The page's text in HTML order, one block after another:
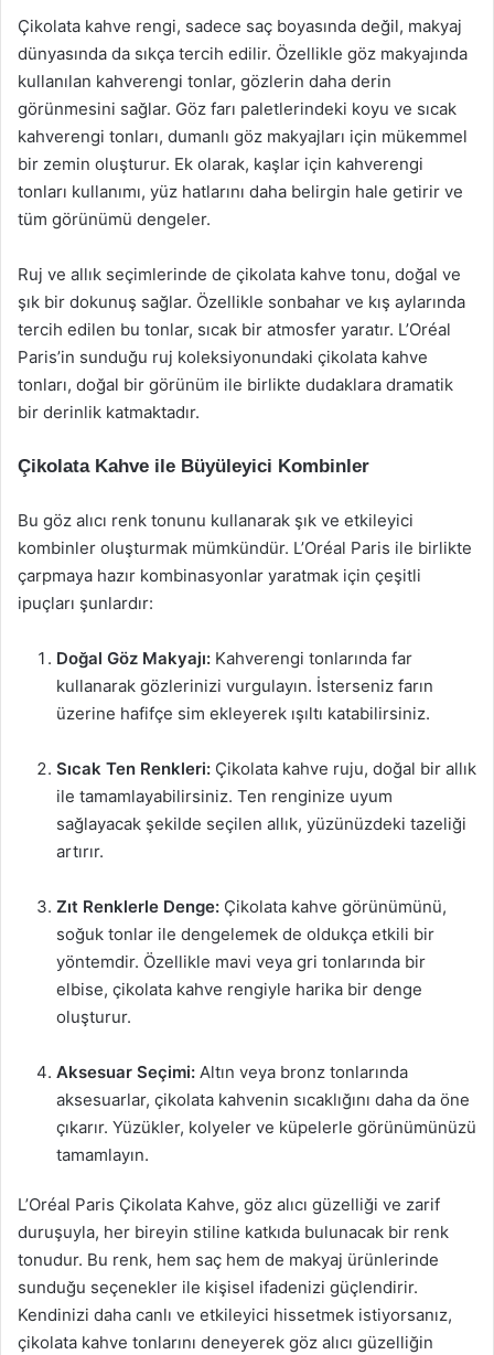
Çikolata kahve rengi, sadece saç boyasında değil, makyaj
dünyasında da sıkça tercih edilir. Özellikle göz makyajında
kullanılan kahverengi tonlar, gözlerin daha derin
görünmesini sağlar. Göz farı paletlerindeki koyu ve sıcak
kahverengi tonları, dumanlı göz makyajları için mükemmel
bir zemin oluşturur. Ek olarak, kaşlar için kahverengi
tonları kullanımı, yüz hatlarını daha belirgin hale getirir ve
tüm görünümü dengeler.
Ruj ve allık seçimlerinde de çikolata kahve tonu, doğal ve
şık bir dokunuş sağlar. Özellikle sonbahar ve kış aylarında
tercih edilen bu tonlar, sıcak bir atmosfer yaratır. L’Oréal
Paris’in sunduğu ruj koleksiyonundaki çikolata kahve
tonları, doğal bir görünüm ile birlikte dudaklara dramatik
bir derinlik katmaktadır.
Çikolata Kahve ile Büyüleyici Kombinler
Bu göz alıcı renk tonunu kullanarak şık ve etkileyici
kombinler oluşturmak mümkündür. L’Oréal Paris ile birlikte
çarpmaya hazır kombinasyonlar yaratmak için çeşitli
ipuçları şunlardır:
Doğal Göz Makyajı: Kahverengi tonlarında far
kullanarak gözlerinizi vurgulayın. İsterseniz farın
üzerine hafifçe sim ekleyerek ışıltı katabilirsiniz.
Sıcak Ten Renkleri: Çikolata kahve ruju, doğal bir allık
ile tamamlayabilirsiniz. Ten renginize uyum
sağlayacak şekilde seçilen allık, yüzünüzdeki tazeliği
artırır.
Zıt Renklerle Denge: Çikolata kahve görünümünü,
soğuk tonlar ile dengelemek de oldukça etkili bir
yöntemdir. Özellikle mavi veya gri tonlarında bir
elbise, çikolata kahve rengiyle harika bir denge
oluşturur.
Aksesuar Seçimi: Altın veya bronz tonlarında
aksesuarlar, çikolata kahvenin sıcaklığını daha da öne
çıkarır. Yüzükler, kolyeler ve küpelerle görünümünüzü
tamamlayın.
L’Oréal Paris Çikolata Kahve, göz alıcı güzelliği ve zarif
duruşuyla, her bireyin stiline katkıda bulunacak bir renk
tonudur. Bu renk, hem saç hem de makyaj ürünlerinde
sunduğu seçenekler ile kişisel ifadenizi güçlendirir.
Kendinizi daha canlı ve etkileyici hissetmek istiyorsanız,
çikolata kahve tonlarını deneyerek göz alıcı güzelliğin